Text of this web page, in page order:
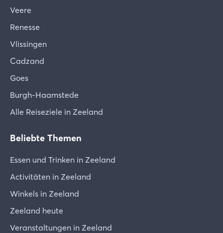
Veere
Renesse
Vlissingen
Cadzand
Goes
Burgh-Haamstede
Alle Reiseziele in Zeeland
Beliebte Themen
Essen und Trinken in Zeeland
Activitäten in Zeeland
Winkels in Zeeland
Zeeland heute
Veranstaltungen in Zeeland